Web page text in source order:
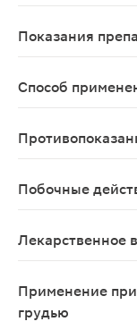
Показания
Способ
Побочные
Лекарственное
Применение
грудью